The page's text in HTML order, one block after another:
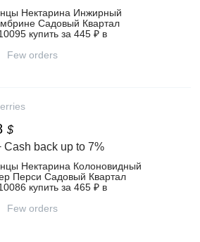
Нектарина Инжирный
Садовый Квартал
купить за 445 ₽ в
Few orders
$
Cash back up to 7%
Нектарина Колоновидный
Перси Садовый Квартал
купить за 465 ₽ в
Few orders